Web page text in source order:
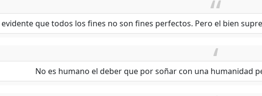
evidente que todos los fines no son fines perfectos. Pero el bien
No es humano el deber que por soñar con una humanidad